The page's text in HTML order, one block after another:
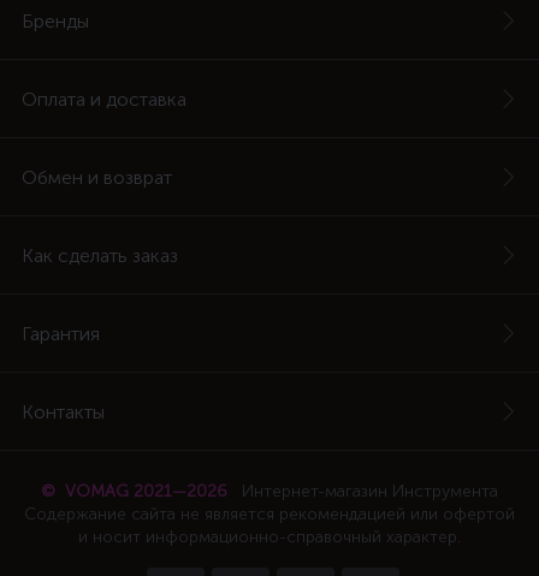
Бренды
Оплата и доставка
Обмен и возврат
Как сделать заказ
Гарантия
Контакты
© VOMAG 2021—2026
Интернет-магазин Инструмента
Содержание сайта не является рекомендацией или офертой
и носит информационно-справочный характер.